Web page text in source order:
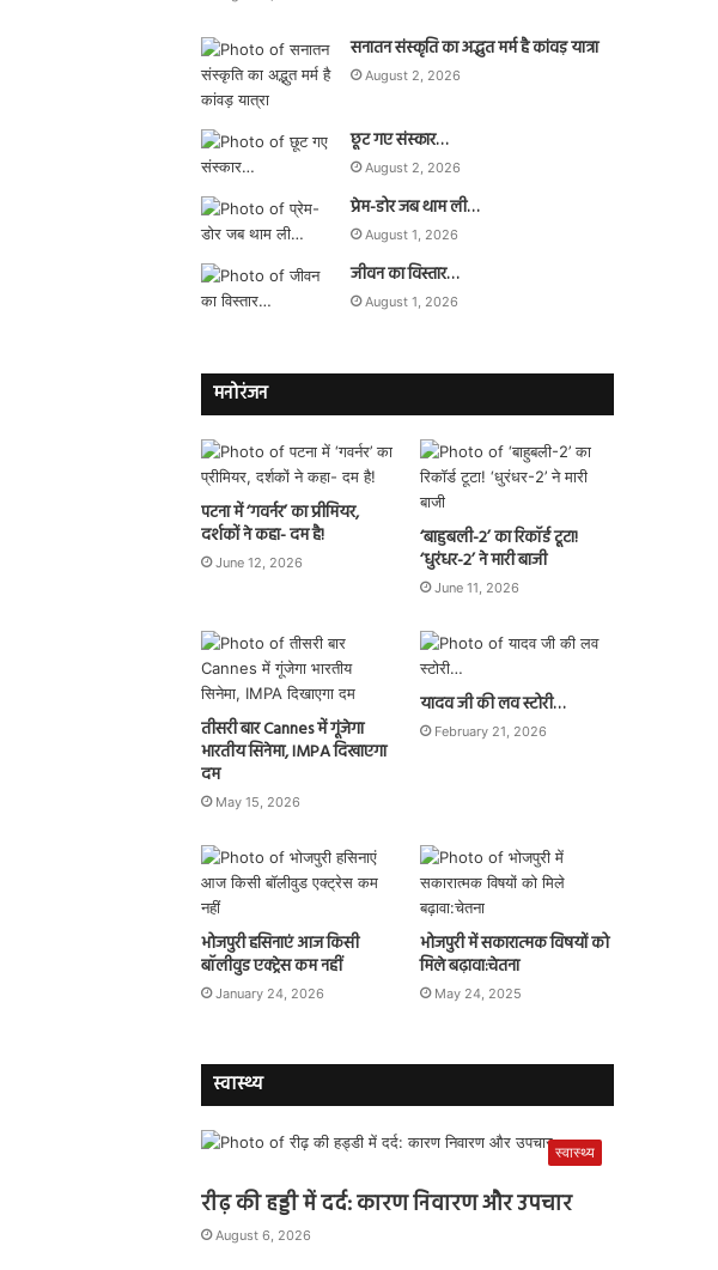
सनातन संस्कृति का अद्भुत मर्म है कांवड़ यात्रा
August 2, 2026
छूट गए संस्कार…
August 2, 2026
प्रेम-डोर जब थाम ली…
August 1, 2026
जीवन का विस्तार…
August 1, 2026
मनोरंजन
पटना में ‘गवर्नर’ का प्रीमियर,
दर्शकों ने कहा- दम है!
June 12, 2026
‘बाहुबली-2’ का रिकॉर्ड टूटा!
‘धुरंधर-2’ ने मारी बाजी
June 11, 2026
तीसरी बार Cannes में गूंजेगा
भारतीय सिनेमा, IMPA दिखाएगा
दम
May 15, 2026
यादव जी की लव स्टोरी…
February 21, 2026
भोजपुरी हसिनाएं आज किसी
बॉलीवुड एक्ट्रेस कम नहीं
January 24, 2026
भोजपुरी में सकारात्मक विषयों को
मिले बढ़ावा:चेतना
May 24, 2025
स्वास्थ्य
स्वास्थ्य
रीढ़ की हड्डी में दर्द: कारण निवारण और उपचार
August 6, 2026